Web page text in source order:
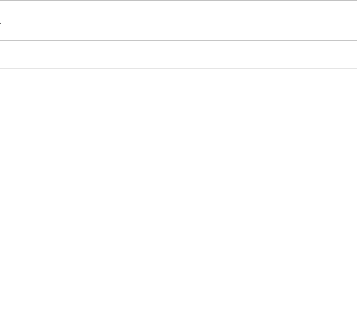
Nettoyage